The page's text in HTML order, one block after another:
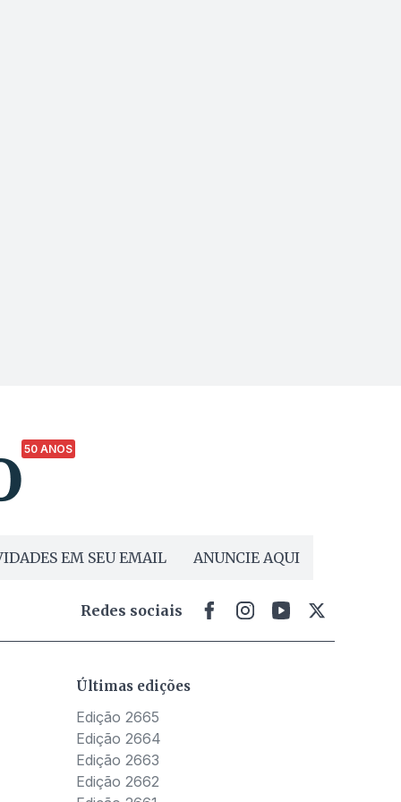
50 ANOS
EM SEU EMAIL ANUNCIE AQUI
Redes sociais
Últimas edições
Edição 2665
Edição 2664
Edição 2663
Edição 2662